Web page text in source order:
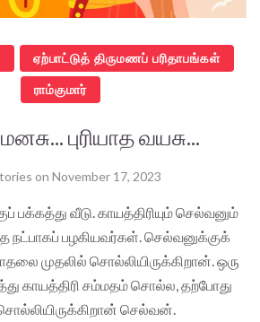
ஏற்பாட்டுத் திருமணப் பரிதாபங்கள்
ராம்குமார்
புரியாத வயசு...
on November 17, 2023
பக்கத்து வீடு. காயத்திரியும் செல்வனும்
நட்பாகப் பழகியவர்கள். செல்வனுக்குக்
முதலில் சொல்லியிருக்கிறான். ஒரு
காயத்திரி சம்மதம் சொல்ல, தற்போது
செல்வன்.